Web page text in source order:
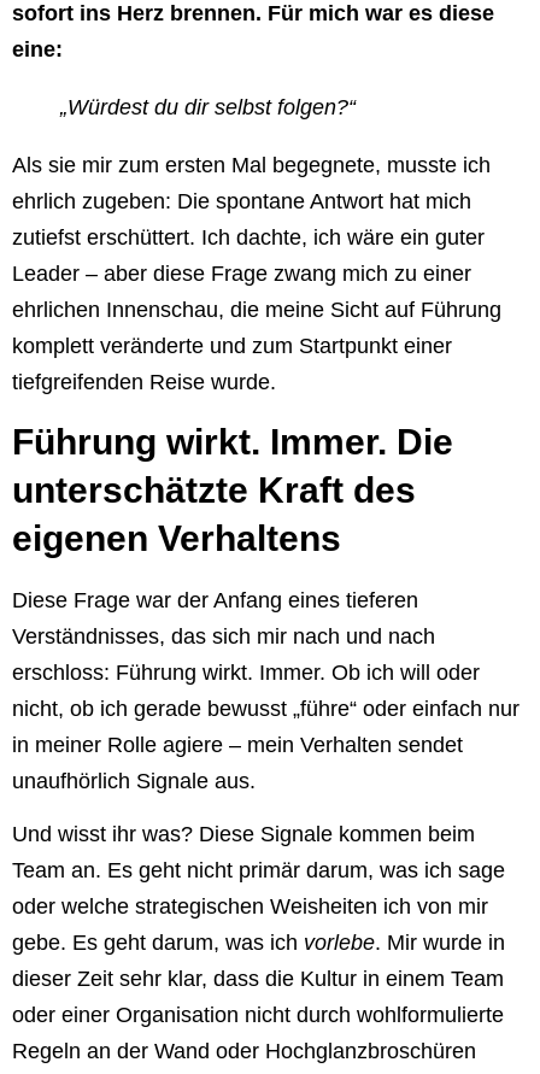
sofort ins Herz brennen. Für mich war es diese
eine:
„Würdest du dir selbst folgen?“
Als sie mir zum ersten Mal begegnete, musste ich
ehrlich zugeben: Die spontane Antwort hat mich
zutiefst erschüttert. Ich dachte, ich wäre ein guter
Leader – aber diese Frage zwang mich zu einer
ehrlichen Innenschau, die meine Sicht auf Führung
komplett veränderte und zum Startpunkt einer
tiefgreifenden Reise wurde.
Führung wirkt. Immer. Die
unterschätzte Kraft des
eigenen Verhaltens
Diese Frage war der Anfang eines tieferen
Verständnisses, das sich mir nach und nach
erschloss: Führung wirkt. Immer. Ob ich will oder
nicht, ob ich gerade bewusst „führe“ oder einfach nur
in meiner Rolle agiere – mein Verhalten sendet
unaufhörlich Signale aus.
Und wisst ihr was? Diese Signale kommen beim
Team an. Es geht nicht primär darum, was ich sage
oder welche strategischen Weisheiten ich von mir
gebe. Es geht darum, was ich vorlebe. Mir wurde in
dieser Zeit sehr klar, dass die Kultur in einem Team
oder einer Organisation nicht durch wohlformulierte
Regeln an der Wand oder Hochglanzbroschüren